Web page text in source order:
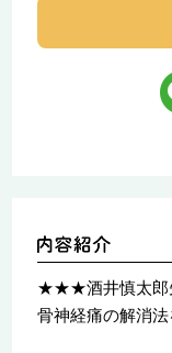
★★★酒井慎太郎
骨神経痛の解消